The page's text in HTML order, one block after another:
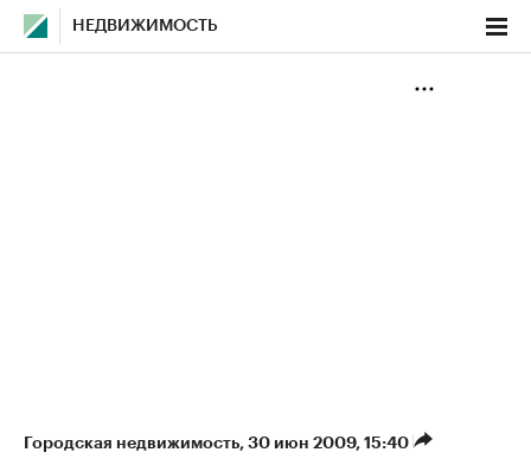
НЕДВИЖИМОСТЬ
Городская недвижимость⁠, 30 июн 2009, 15:40